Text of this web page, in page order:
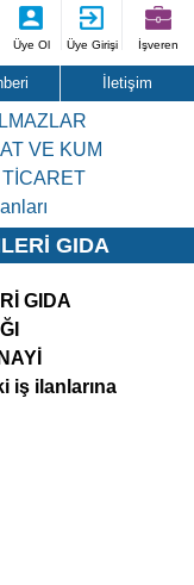
Üye Ol Üye Girişi İşveren
İletişim
VE KUM
GIDA
GIDA
iş ilanlarına